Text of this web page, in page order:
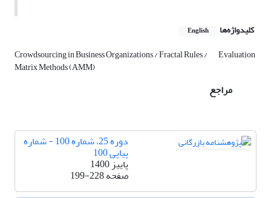
کلیدواژه‌ها English
Crowdsourcing in Business Organizations / Fractal Rules / Evaluation
Matrix Methods (AMM)
مراجع
دوره 25، شماره 100 - شماره
پیاپی 100
پاییز 1400
صفحه199-228